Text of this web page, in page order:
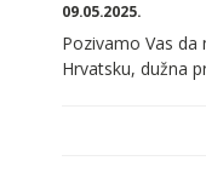
09.05.2025.
Pozivamo Vas
Hrvatsku, dužna